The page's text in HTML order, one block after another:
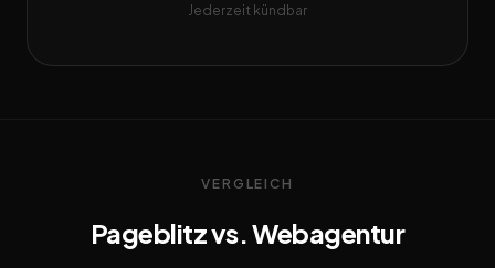
Jederzeit kündbar
VERGLEICH
Pageblitz vs. Webagentur